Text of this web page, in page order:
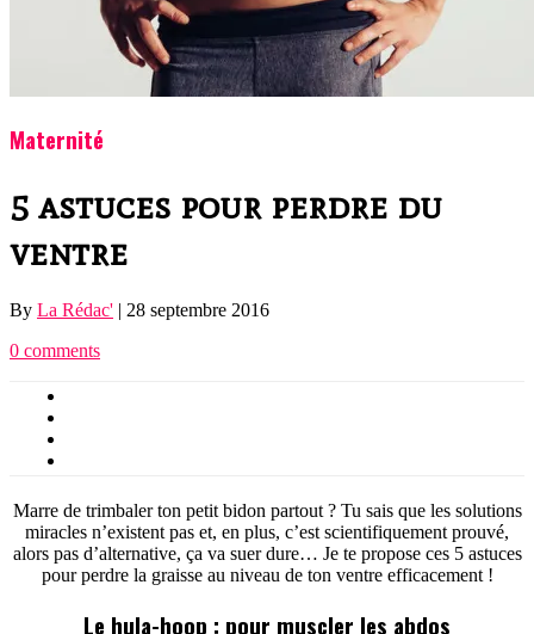
Maternité
5 astuces pour perdre du
ventre
By La Rédac' | 28 septembre 2016
0 comments
Marre de trimbaler ton petit bidon partout ? Tu sais que les solutions
miracles n’existent pas et, en plus, c’est scientifiquement prouvé,
alors pas d’alternative, ça va suer dure… Je te propose ces 5 astuces
pour perdre la graisse au niveau de ton ventre efficacement !
Le hula-hoop : pour muscler les abdos